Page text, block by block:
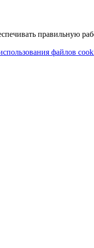
правильную
файлов